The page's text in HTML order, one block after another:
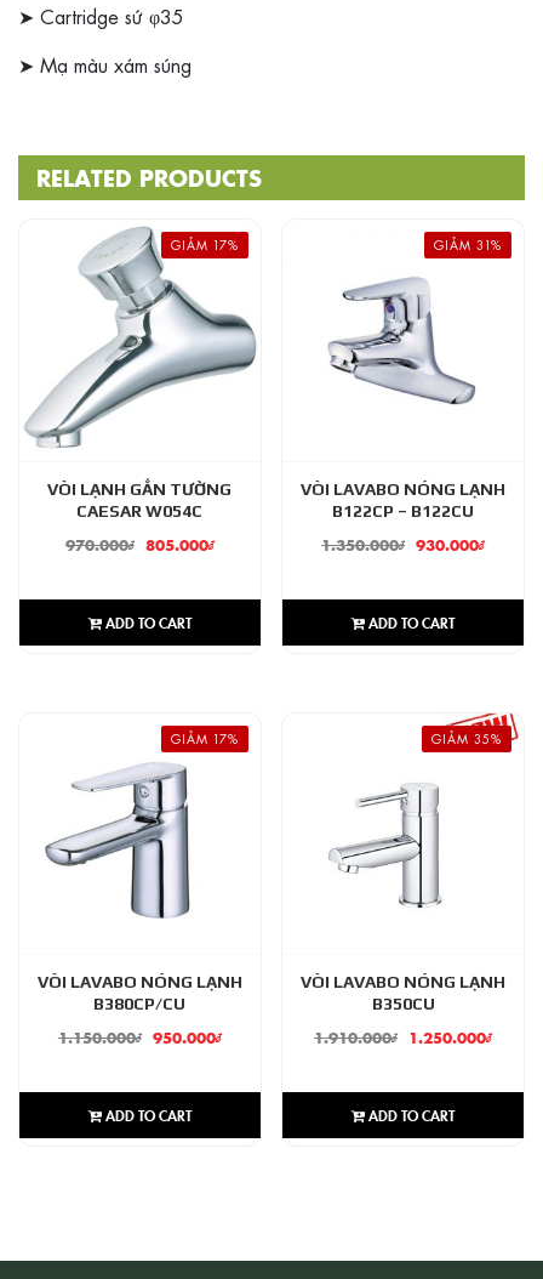
➤ Cartridge sứ φ35
➤ Mạ màu xám súng
RELATED PRODUCTS
GIẢM 17%
VÒI LẠNH GẮN TƯỜNG
CAESAR W054C
970.000₫ 805.000₫
ADD TO CART
GIẢM 31%
VÒI LAVABO NÓNG LẠNH
B122CP – B122CU
1.350.000₫ 930.000₫
ADD TO CART
GIẢM 17%
VÒI LAVABO NÓNG LẠNH
B380CP/CU
1.150.000₫ 950.000₫
ADD TO CART
GIẢM 35%
VÒI LAVABO NÓNG LẠNH
B350CU
1.910.000₫ 1.250.000₫
ADD TO CART